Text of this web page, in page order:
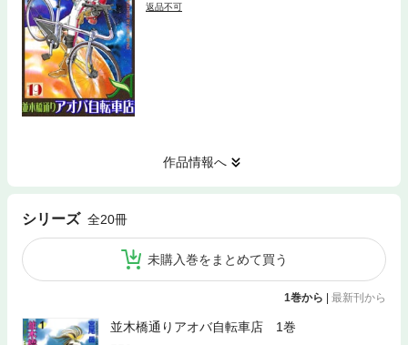
返品不可
作品情報へ
シリーズ 全20冊
未購入巻をまとめて買う
1巻から 最新刊から
並木橋通りアオバ自転車店 1巻